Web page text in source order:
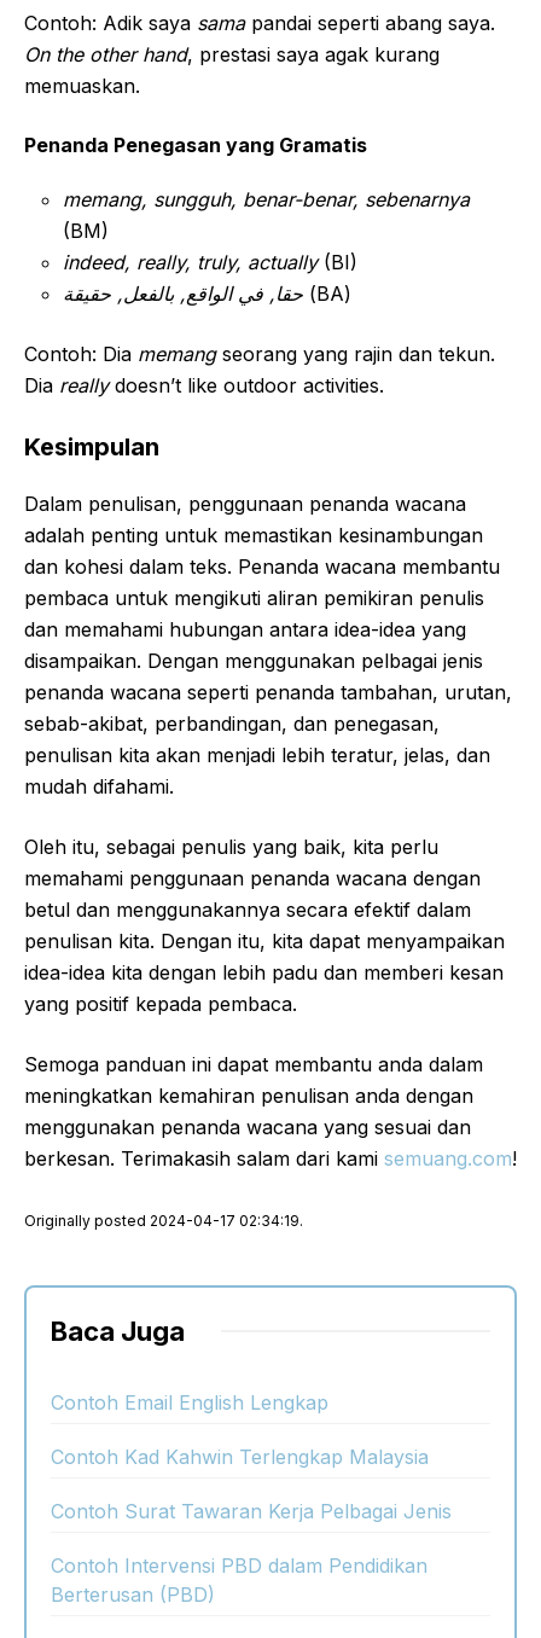
Contoh: Adik saya samapandai seperti abang saya.
On the other hand, prestasi saya agak kurang
memuaskan.
Penanda Penegasan yang Gramatis
memang, sungguh, benar-benar, sebenarnya
(BM)
indeed, really, truly, actually(BI)
حقا, في الواقع, بالفعل, حقيقة (BA)
Contoh: Dia memangseorang yang rajin dan tekun.
Dia reallydoesn’t like outdoor activities.
Kesimpulan
Dalam penulisan, penggunaan penanda wacana
adalah penting untuk memastikan kesinambungan
dan kohesi dalam teks. Penanda wacana membantu
pembaca untuk mengikuti aliran pemikiran penulis
dan memahami hubungan antara idea-idea yang
disampaikan. Dengan menggunakan pelbagai jenis
penanda wacana seperti penanda tambahan, urutan,
sebab-akibat, perbandingan, dan penegasan,
penulisan kita akan menjadi lebih teratur, jelas, dan
mudah difahami.
Oleh itu, sebagai penulis yang baik, kita perlu
memahami penggunaan penanda wacana dengan
betul dan menggunakannya secara efektif dalam
penulisan kita. Dengan itu, kita dapat menyampaikan
idea-idea kita dengan lebih padu dan memberi kesan
yang positif kepada pembaca.
Semoga panduan ini dapat membantu anda dalam
meningkatkan kemahiran penulisan anda dengan
menggunakan penanda wacana yang sesuai dan
berkesan. Terimakasih salam dari kami semuang.com!
Originally posted 2024-04-17 02:34:19.
Baca Juga
Contoh Email English Lengkap
Contoh Kad Kahwin Terlengkap Malaysia
Contoh Surat Tawaran Kerja Pelbagai Jenis
Contoh Intervensi PBD dalam Pendidikan
Berterusan (PBD)